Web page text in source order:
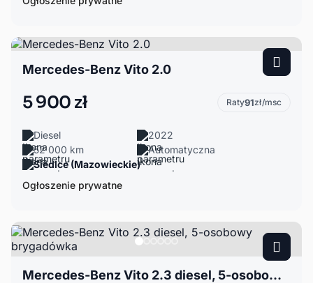
Mercedes-Benz Vito 2.0
5 900 zł Raty91zł/msc
Diesel
2022
52 000 km
Automatyczna
Siedlce (Mazowieckie)
Ogłoszenie prywatne
Mercedes-Benz Vito 2.3 diesel, 5-osobowy brygadówka